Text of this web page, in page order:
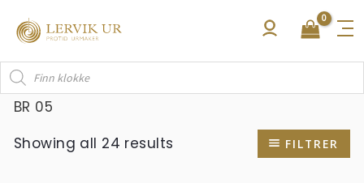
rett
innholdet
Products
search
BR 05
Showing all 24 results
FILTRER